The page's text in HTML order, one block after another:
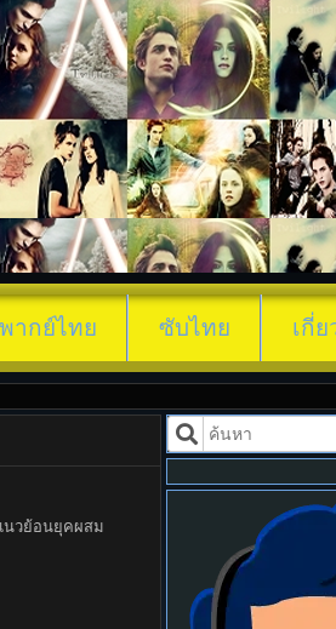
ร์สลับร่าง (2025) Moon River พา
พากย์ไทย ซับไทย เกี่ย
นวย้อนยุคผสม